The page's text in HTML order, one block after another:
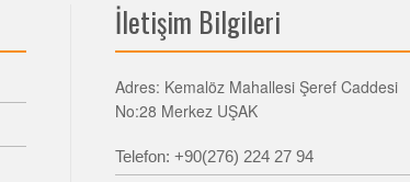
İletişim Bilgileri
Adres: Kemalöz Mahallesi Şeref Caddesi
No:28 Merkez UŞAK
Telefon: +90(276) 224 27 94